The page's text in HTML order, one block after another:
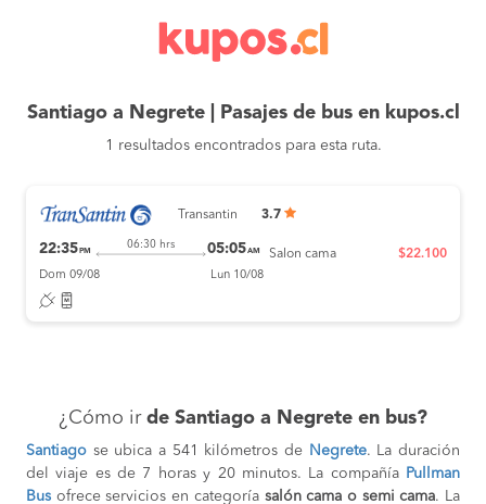
Santiago a Negrete | Pasajes de bus en kupos.cl
1 resultados encontrados para esta ruta.
Transantin 3.7
22:35 PM
06:30 hrs 05:05AM
Dom 09/08 Lun 10/08
Salon cama $22.100
¿Cómo ir de Santiago a Negrete en bus?
Santiago se ubica a 541 kilómetros de Negrete. La duración
del viaje es de 7 horas y 20 minutos. La compañía Pullman
Bus ofrece servicios en categoría salón cama o semi cama. La